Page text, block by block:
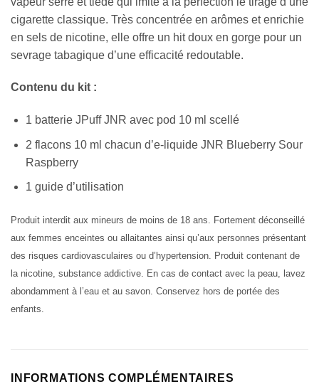
cigarette classique. Très concentrée en arômes et enrichie
en sels de nicotine, elle offre un hit doux en gorge pour un
sevrage tabagique d’une efficacité redoutable.
Contenu du kit :
1 batterie JPuff JNR avec pod 10 ml scellé
2 flacons 10 ml chacun d’e-liquide JNR Blueberry Sour
Raspberry
1 guide d’utilisation
Produit interdit aux mineurs de moins de 18 ans. Fortement déconseillé
aux femmes enceintes ou allaitantes ainsi qu’aux personnes présentant
des risques cardiovasculaires ou d’hypertension. Produit contenant de
la nicotine, substance addictive. En cas de contact avec la peau, lavez
abondamment à l’eau et au savon. Conservez hors de portée des
enfants.
INFORMATIONS COMPLÉMENTAIRES